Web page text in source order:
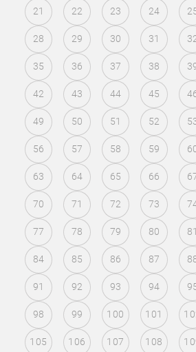
21 22 23 24
28 29 30 31
35 36 37 38
42 43 44 45
49 50 51 52
56 57 58 59
63 64 65 66
70 71 72 73
77 78 79 80 81
84 85 86 87
91 92 93 94
98 99 100 101
105 106 107 108